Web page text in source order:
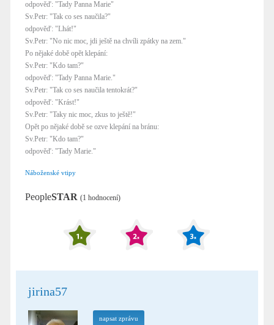
odpověď: "Tady Panna Marie"
Sv.Petr: "Tak co ses naučila?"
odpověď: "Lhát!"
Sv.Petr: "No nic moc, jdi ještě na chvíli zpátky na zem."
Po nějaké době opět klepání:
Sv.Petr: "Kdo tam?"
odpověď: "Tady Panna Marie."
Sv.Petr: "Tak co ses naučila tentokrát?"
odpověď: "Krást!"
Sv.Petr: "Taky nic moc, zkus to ještě!"
Opět po nějaké době se ozve klepání na bránu:
Sv.Petr: "Kdo tam?"
odpověď: "Tady Marie."
Náboženské vtipy
PeopleSTAR (1 hodnocení)
jirina57
napsat zprávu